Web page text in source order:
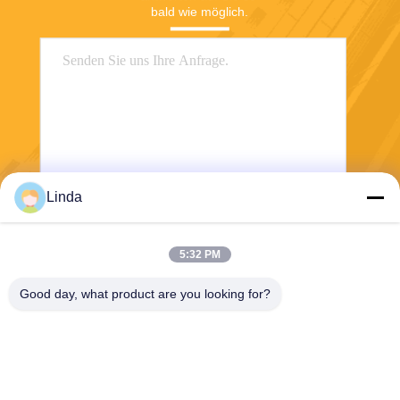
bald wie möglich.
Senden Sie
Linda
5:32 PM
Good day, what product are you looking for?